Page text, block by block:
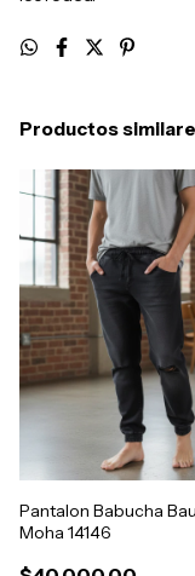
Productos
Pantalon Babucha
Moha 14146